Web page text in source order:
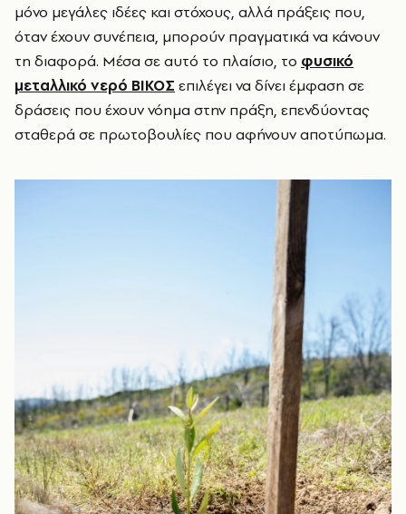
μόνο μεγάλες ιδέες και στόχους, αλλά πράξεις που,
όταν έχουν συνέπεια, μπορούν πραγματικά να κάνουν
τη διαφορά. Μέσα σε αυτό το πλαίσιο, το φυσικό
μεταλλικό νερό ΒΙΚΟΣ επιλέγει να δίνει έμφαση σε
δράσεις που έχουν νόημα στην πράξη, επενδύοντας
σταθερά σε πρωτοβουλίες που αφήνουν αποτύπωμα.